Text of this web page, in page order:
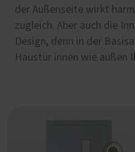
der Außenseite wirkt
zugleich. Aber auch die
Design, denn in der
Haustür innen wie außen